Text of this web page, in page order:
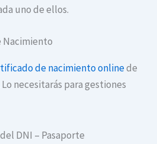
uno de ellos.
Nacimiento
de nacimiento onlinede
necesitarás para gestiones
DNI – Pasaporte